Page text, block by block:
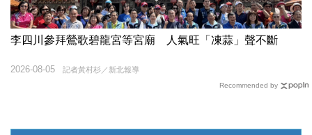
李四川參拜鶯歌碧龍宮等宮廟 人氣旺「凍蒜」聲不斷
記者黃村杉／新北報導
2026-08-05
Recommended by